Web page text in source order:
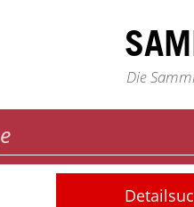
Die